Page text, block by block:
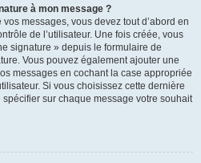
à mon message ?
messages, vous devez tout d’abord en
de l’utilisateur. Une fois créée, vous
signature » depuis le formulaire de
Vous pouvez également ajouter une
messages en cochant la case appropriée
Si vous choisissez cette dernière
sur chaque message votre souhait